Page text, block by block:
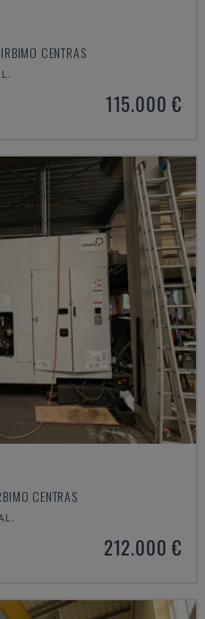
CENTRAS
115.000 €
CENTRAS
212.000 €